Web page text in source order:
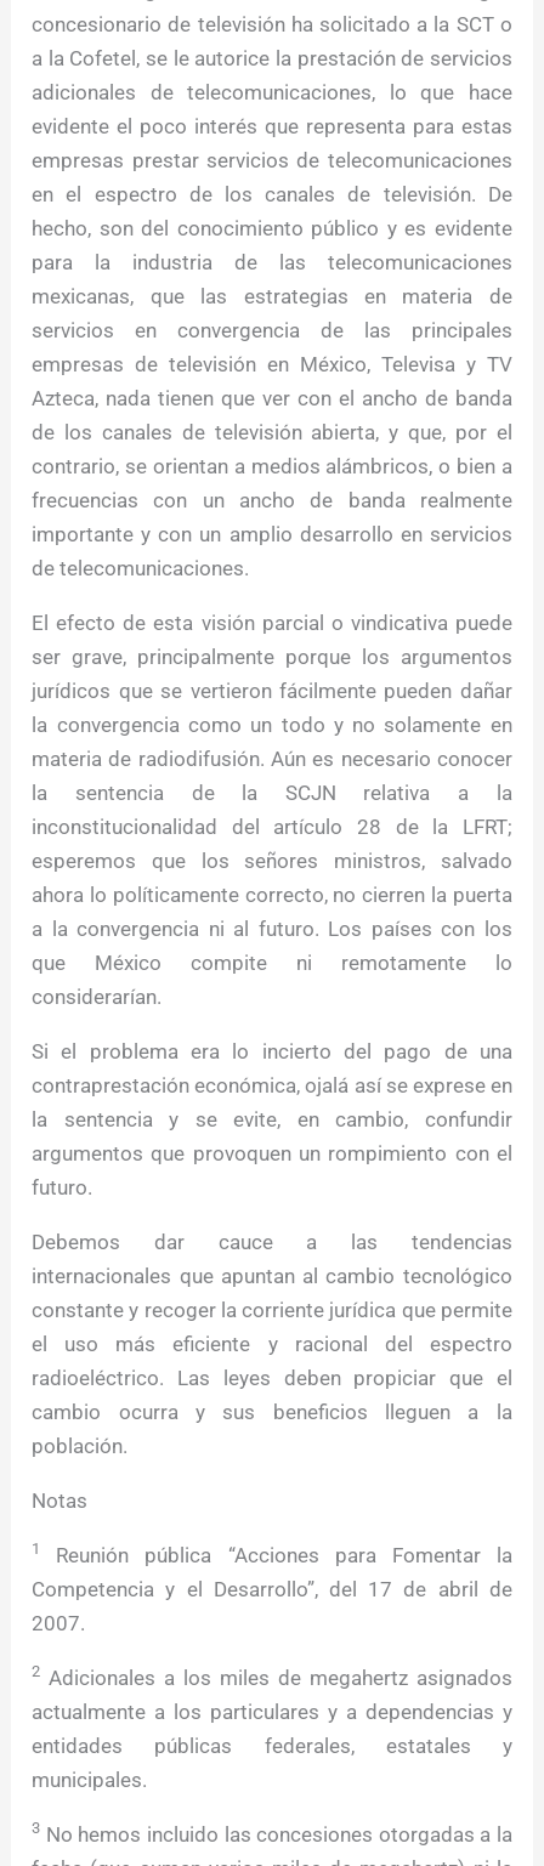
concesionario de televisión ha solicitado a la SCT o
a la Cofetel, se le autorice la prestación de servicios
adicionales de telecomunicaciones, lo que hace
evidente el poco interés que representa para estas
empresas prestar servicios de telecomunicaciones
en el espectro de los canales de televisión. De
hecho, son del conocimiento público y es evidente
para la industria de las telecomunicaciones
mexicanas, que las estrategias en materia de
servicios en convergencia de las principales
empresas de televisión en México, Televisa y TV
Azteca, nada tienen que ver con el ancho de banda
de los canales de televisión abierta, y que, por el
contrario, se orientan a medios alámbricos, o bien a
frecuencias con un ancho de banda realmente
importante y con un amplio desarrollo en servicios
de telecomunicaciones.
El efecto de esta visión parcial o vindicativa puede
ser grave, principalmente porque los argumentos
jurídicos que se vertieron fácilmente pueden dañar
la convergencia como un todo y no solamente en
materia de radiodifusión. Aún es necesario conocer
la sentencia de la SCJN relativa a la
inconstitucionalidad del artículo 28 de la LFRT;
esperemos que los señores ministros, salvado
ahora lo políticamente correcto, no cierren la puerta
a la convergencia ni al futuro. Los países con los
que México compite ni remotamente lo
considerarían.
Si el problema era lo incierto del pago de una
contraprestación económica, ojalá así se exprese en
la sentencia y se evite, en cambio, confundir
argumentos que provoquen un rompimiento con el
futuro.
Debemos dar cauce a las tendencias
internacionales que apuntan al cambio tecnológico
constante y recoger la corriente jurídica que permite
el uso más eficiente y racional del espectro
radioeléctrico. Las leyes deben propiciar que el
cambio ocurra y sus beneficios lleguen a la
población.
Notas
1
Reunión pública “Acciones para Fomentar la
Competencia y el Desarrollo”, del 17 de abril de
2007.
2 Adicionales a los miles de megahertz asignados
actualmente a los particulares y a dependencias y
entidades públicas federales, estatales y
municipales.
3 No hemos incluido las concesiones otorgadas a la